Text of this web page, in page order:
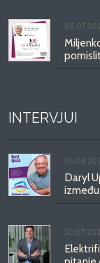
INTERVJUI
Daryl